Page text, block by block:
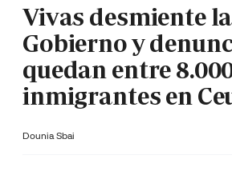
Vivas desmiente
Gobierno y
quedan entre
inmigrantes en
Dounia Sbai